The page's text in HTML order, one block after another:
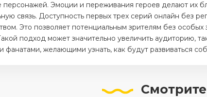
персонажей. Эмоции и переживания героев делают их
связь. Доступность первых трех серий онлайн без
Это позволяет потенциальным зрителям без
подход может значительно увеличить аудиторию,
фанатами, желающими узнать, как будут развиваться
Смотрите